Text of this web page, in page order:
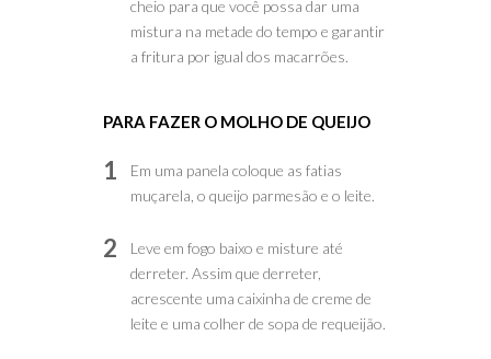
cheio para que você possa dar uma
mistura na metade do tempo e garantir
a fritura por igual dos macarrões.
PARA FAZER O MOLHO DE QUEIJO
1
Em uma panela coloque as fatias
muçarela, o queijo parmesão e o leite.
2
Leve em fogo baixo e misture até
derreter. Assim que derreter,
acrescente uma caixinha de creme de
leite e uma colher de sopa de requeijão.